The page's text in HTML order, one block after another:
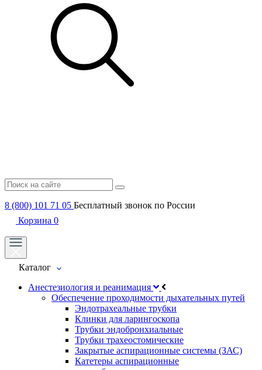
8 (800) 101 71 05 Бесплатный звонок по России
Корзина 0
Каталог
Анестезиология и реанимация
Обеспечение проходимости дыхательных путей
Эндотрахеальные трубки
Клинки для ларингоскопа
Трубки эндобронхиальные
Трубки трахеостомические
Закрытые аспирационные системы (ЗАС)
Катетеры аспирационные